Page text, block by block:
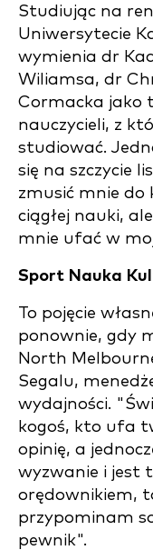
Studiując na
Uniwersytecie
wymienia dr
Wiliamsa, dr
Cormacka jako
nauczycieli, z
studiować.
się na szczycie
zmusić mnie do
ciągłej nauki,
mnie ufać w
Sport Nauka
To pojęcie
ponownie, gdy
North
Segalu,
wydajności.
kogoś, kto ufa
opinię, a
wyzwanie i jest
orędownikiem,
przypominam
pewnik".